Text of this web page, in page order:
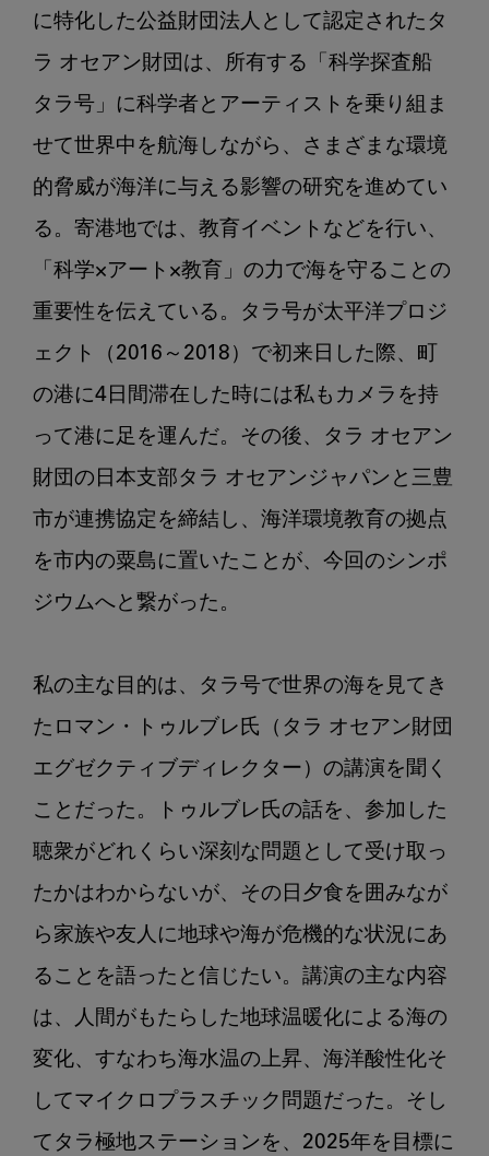
に特化した公益財団法人として認定されたタ
ラ オセアン財団は、所有する「科学探査船
タラ号」に科学者とアーティストを乗り組ま
せて世界中を航海しながら、さまざまな環境
的脅威が海洋に与える影響の研究を進めてい
る。寄港地では、教育イベントなどを行い、
「科学×アート×教育」の力で海を守ることの
重要性を伝えている。タラ号が太平洋プロジ
ェクト（2016～2018）で初来日した際、町
の港に4日間滞在した時には私もカメラを持
って港に足を運んだ。その後、タラ オセアン
財団の日本支部タラ オセアンジャパンと三豊
市が連携協定を締結し、海洋環境教育の拠点
を市内の粟島に置いたことが、今回のシンポ
ジウムへと繋がった。
私の主な目的は、タラ号で世界の海を見てき
たロマン・トゥルブレ氏（タラ オセアン財団
エグゼクティブディレクター）の講演を聞く
ことだった。トゥルブレ氏の話を、参加した
聴衆がどれくらい深刻な問題として受け取っ
たかはわからないが、その日夕食を囲みなが
ら家族や友人に地球や海が危機的な状況にあ
ることを語ったと信じたい。講演の主な内容
は、人間がもたらした地球温暖化による海の
変化、すなわち海水温の上昇、海洋酸性化そ
してマイクロプラスチック問題だった。そし
てタラ極地ステーションを、2025年を目標に